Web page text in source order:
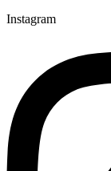
Instagram